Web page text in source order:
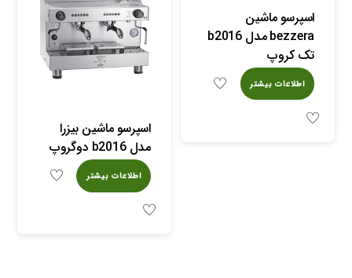
اسپرسو ماشین
bezzera مدل b2016
تک کروپ
اطلاعات بیشتر
اسپرسو ماشین بیزرا
مدل b2016 دوگروپ
اطلاعات بیشتر